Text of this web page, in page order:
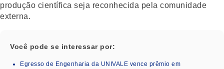
produção científica seja reconhecida pela comunidade
externa.
Você pode se interessar por:
Egresso de Engenharia da UNIVALE vence prêmio em